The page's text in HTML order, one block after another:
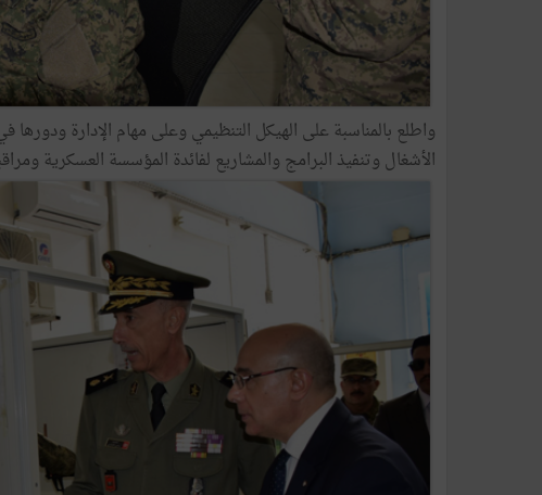
واطلع بالمناسبة على الهيكل التنظيمي وعلى مهام الإدارة ودورها
الأشغال وتنفيذ البرامج والمشاريع لفائدة المؤسسة العسكرية